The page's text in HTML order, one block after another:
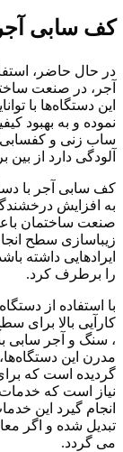
کف سابی
در حال حاضر،
آجر، در صنعت
این دستگاه‌ها با
نموده و به بهبود
ساب زنی و کفسابی
آلودگی دارد از بین
کف سابی آجر با
به افزایش
صنعت ساختمان
زیباسازی سطح
ایرادهایی داشته
را برطرف کرد.
با استفاده از
کارآیی بالا برای
، سنگ و آجر سابی
مدرن این
گردیده است که
نیاز است که
انجام گیرد این
تبدیل شده و اگر
می گردد.